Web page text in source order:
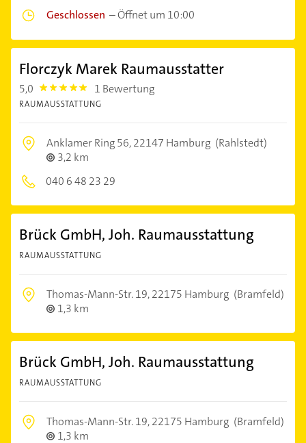
Geschlossen –Öffnet um 10:00
Florczyk Marek Raumausstatter
5,0 5.0 1 Bewertung
RAUMAUSSTATTUNG
Anklamer Ring 56,22147 Hamburg (Rahlstedt)
3,2 km
040 6 48 23 29
Brück GmbH, Joh. Raumausstattung
RAUMAUSSTATTUNG
Thomas-Mann-Str. 19,22175 Hamburg (Bramfeld)
1,3 km
Brück GmbH, Joh. Raumausstattung
RAUMAUSSTATTUNG
Thomas-Mann-Str. 19,22175 Hamburg (Bramfeld)
1,3 km